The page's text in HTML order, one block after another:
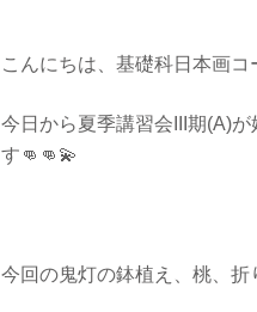
こんにちは、基礎科日本画コ
今日から夏季講習会III期(A)
す👊👊💫
今回の鬼灯の鉢植え、桃、折